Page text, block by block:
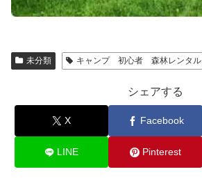
未分類 キャンプ 初心者 森林レンタル
シェアする
X Facebook
LINE Pinterest